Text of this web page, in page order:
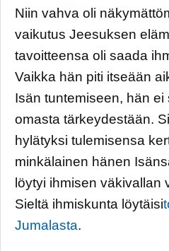
Niin vahva oli
vaikutus Jeesuksen
tavoitteensa oli saada
Vaikka hän piti itseään
Isän tuntemiseen, hän ei
omasta tärkeydestään.
hylätyksi tulemisensa
minkälainen hänen
löytyi ihmisen väkivallan
Sieltä ihmiskunta löytäisi
Jumalasta.